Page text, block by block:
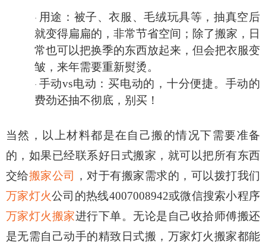
· 用途：被子、衣服、毛绒玩具等，抽真空后
就变得扁扁的，非常节省空间；除了搬家，日
常也可以把换季的东西放起来，但会把衣服变
皱，来年需要重新熨烫。
· 手动vs电动：买电动的，十分便捷。手动的
费劲还抽不彻底，别买！
当然，以上材料都是在自己搬的情况下需要准备
的，如果已经联系好日式搬家，就可以把所有东西
交给搬家公司 ，对于有搬家需求的 ， 可以拨打我们
万家灯火公司的热线4007008942或微信搜索小程序
万家灯火搬家进行下单。无论是自己收拾师傅搬还
是无需自己动手的精致日式搬，万家灯火搬家都能